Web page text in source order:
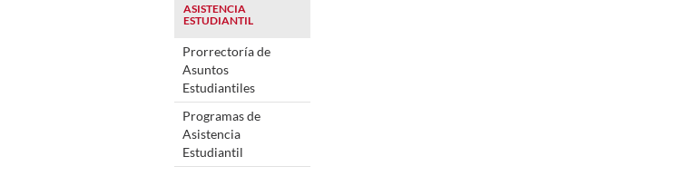
ASISTENCIA
ESTUDIANTIL
Prorrectoría de
Asuntos
Estudiantiles
Programas de
Asistencia
Estudiantil